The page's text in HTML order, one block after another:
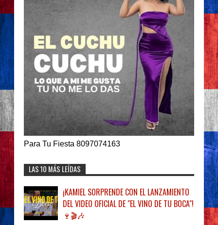
Para Tu Fiesta 8097074163
LAS 10 MÁS LEÍDAS
¡KAMIEL SORPRENDE CON EL LANZAMIENTO
DEL VIDEO OFICIAL DE "EL VINO DE TU BOCA"!
🍷🎬🎶